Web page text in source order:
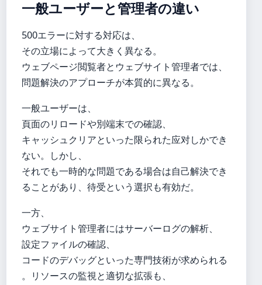
一般ユーザーと管理者の違い
500エラーに対する対応は、
その立場によって大きく異なる。
ウェブページ閲覧者とウェブサイト管理者では、
問題解決のアプローチが本質的に異なる。
一般ユーザーは、
頁面のリロードや別端末での確認、
キャッシュクリアといった限られた应对しかでき
ない。しかし、
それでも一時的な問題である場合は自己解決でき
ることがあり、待受という選択も有効だ。
一方、
ウェブサイト管理者にはサーバーログの解析、
設定ファイルの確認、
コードのデバッグといった専門技術が求められる
。リソースの監視と適切な拡張も、